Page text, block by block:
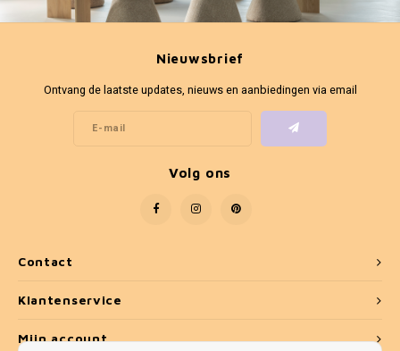
Contact
Nieuwsbrief
Ontvang de laatste updates, nieuws en aanbiedingen via email
Volg ons
Klantenservice
Mijn account